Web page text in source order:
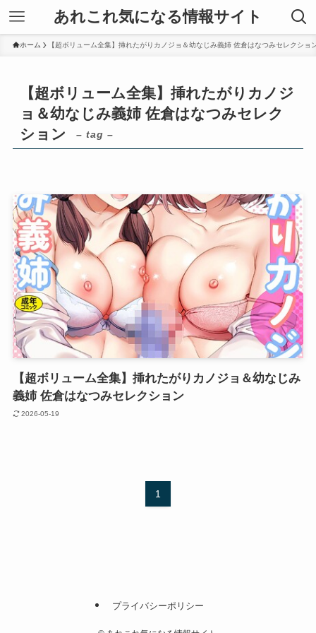
あれこれ気になる情報サイト
ホーム 【超ボリューム全集】挿れたがりカノジョ＆幼なじみ義姉 佐倉はなつみセレクショ
【超ボリューム全集】挿れたがりカノジ
ョ＆幼なじみ義姉 佐倉はなつみセレク
ション
– tag –
【超ボリューム全集】挿れたがりカノジョ＆幼なじみ
義姉 佐倉はなつみセレクション
2026-05-19
1
プライバシーポリシー